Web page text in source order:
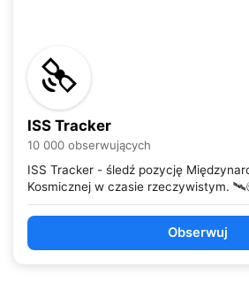
ISS Tracker
10 000 obserwujących
ISS Tracker - śledź pozycję
Kosmicznej w czasie rzeczywistym.
Obserwuj